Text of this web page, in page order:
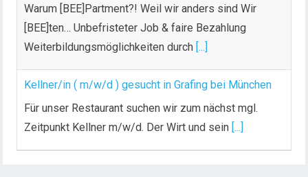
Warum [BEE]Partment?! Weil wir anders sind Wir
[BEE]ten… Unbefristeter Job & faire Bezahlung
Weiterbildungsmöglichkeiten durch [...]
Kellner/in ( m/w/d ) gesucht in Grafing bei München
Für unser Restaurant suchen wir zum nächst mgl.
Zeitpunkt Kellner m/w/d. Der Wirt und sein [...]